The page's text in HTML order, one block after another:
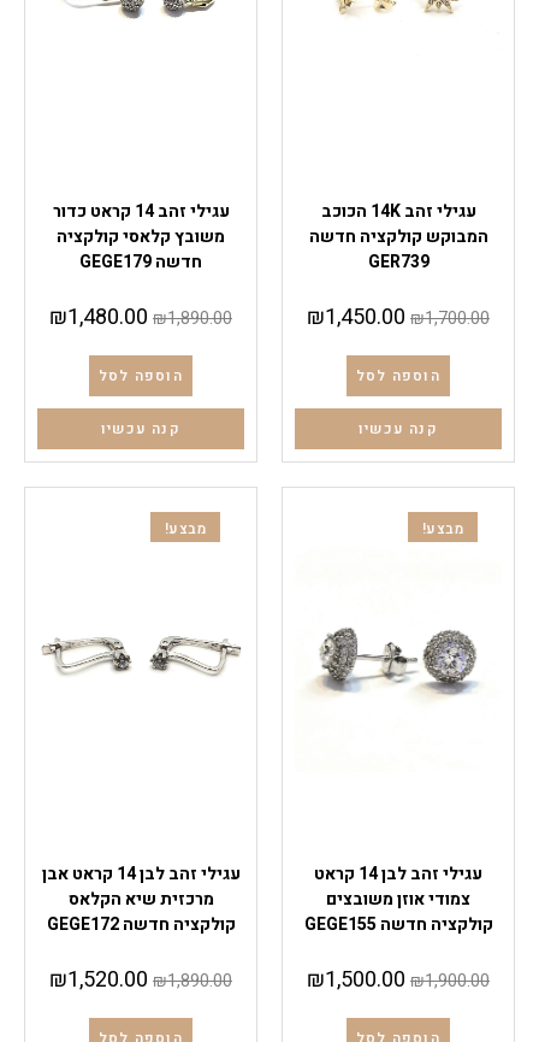
עגילי זהב 14K הכוכב
המבוקש קולקציה חדשה
GER739
₪1,700.00
₪1,450.00
הוספה לסל
קנה עכשיו
עגילי זהב 14 קראט כדור
משובץ קלאסי קולקציה
חדשה GEGE179
₪1,890.00
₪1,480.00
הוספה לסל
קנה עכשיו
מבצע!
עגילי זהב לבן 14 קראט
צמודי אוזן משובצים
קולקציה חדשה GEGE155
₪1,900.00
₪1,500.00
מבצע!
עגילי זהב לבן 14 קראט אבן
מרכזית שיא הקלאס
קולקציה חדשה GEGE172
₪1,890.00
₪1,520.00